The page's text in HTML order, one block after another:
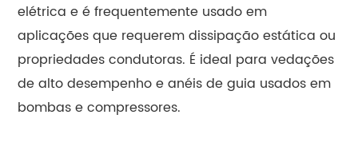
elétrica e é frequentemente usado em
aplicações que requerem dissipação estática ou
propriedades condutoras. É ideal para vedações
de alto desempenho e anéis de guia usados em
bombas e compressores.